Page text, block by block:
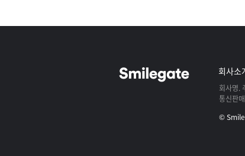
회사소
회사명
통신판
©